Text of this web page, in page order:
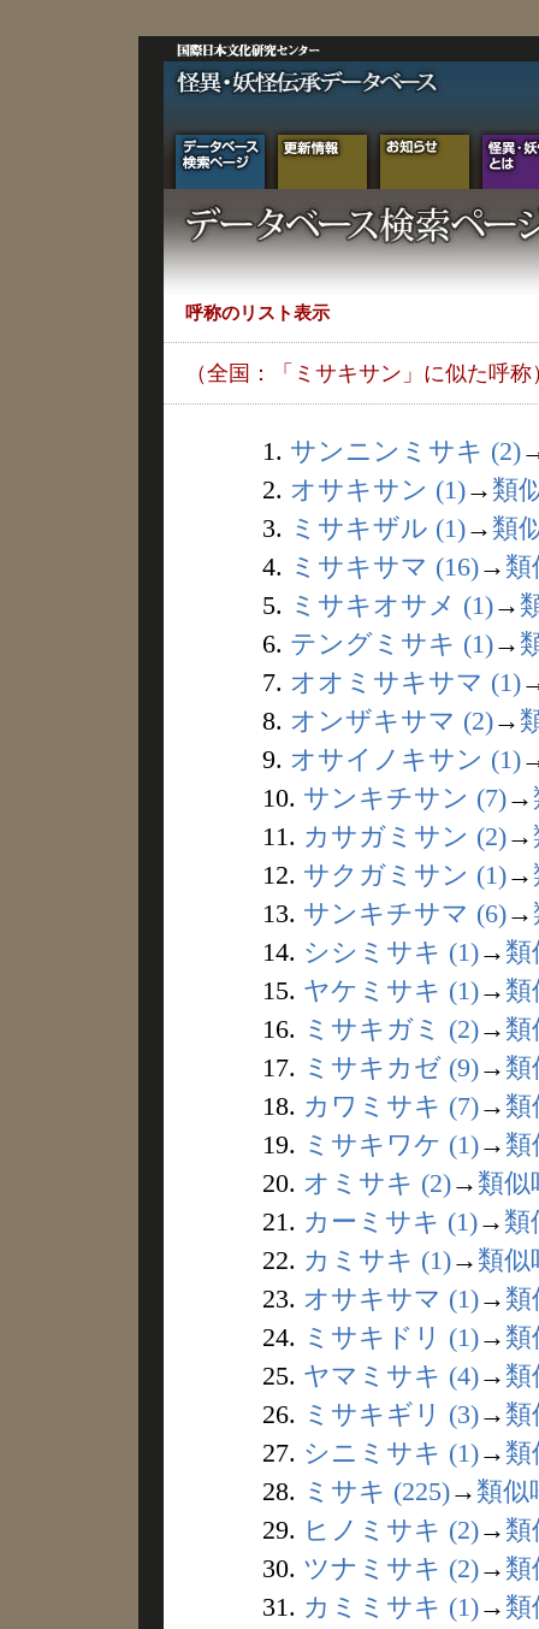
呼称のリスト表示
（全国：「ミサキサン」に似た呼称
1. サンニンミサキ (2)
2. オサキサン (1)→ 類
3. ミサキザル (1)→ 類
4. ミサキサマ (16)→ 類
5. ミサキオサメ (1)→
6. テングミサキ (1)→
7. オオミサキサマ (1)
8. オンザキサマ (2)→
9. オサイノキサン (1)
10. サンキチサン (7)→
11. カサガミサン (2)→
12. サクガミサン (1)→
13. サンキチサマ (6)→
14. シシミサキ (1)→ 類
15. ヤケミサキ (1)→ 類
16. ミサキガミ (2)→ 類
17. ミサキカゼ (9)→ 類
18. カワミサキ (7)→ 類
19. ミサキワケ (1)→ 類
20. オミサキ (2)→ 類似
21. カーミサキ (1)→ 類
22. カミサキ (1)→ 類似
23. オサキサマ (1)→ 類
24. ミサキドリ (1)→ 類
25. ヤマミサキ (4)→ 類
26. ミサキギリ (3)→ 類
27. シニミサキ (1)→ 類
28. ミサキ (225)→ 類似
29. ヒノミサキ (2)→ 類
30. ツナミサキ (2)→ 類
31. カミミサキ (1)→ 類